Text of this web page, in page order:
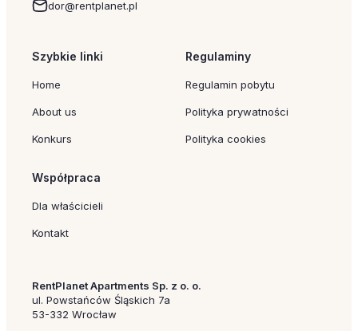
dor@rentplanet.pl
Szybkie linki
Home
About us
Konkurs
Regulaminy
Regulamin pobytu
Polityka prywatności
Polityka cookies
Współpraca
Dla właścicieli
Kontakt
RentPlanet Apartments Sp. z o. o.
ul. Powstańców Śląskich 7a
53-332 Wrocław